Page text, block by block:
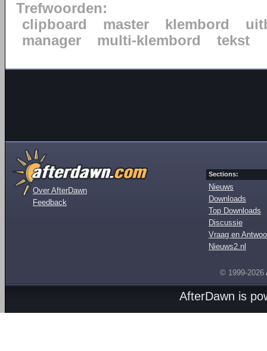
Trefwoorden:
clipboard
master klembord
manager
multi-klembord tekst
Over AfterDawn
Feedback
Sections:
Nieuws
Downloads
Top Downloads
Discussie
Vraag en
Nieuws2.nl
© 1999-2026
AfterDawn is